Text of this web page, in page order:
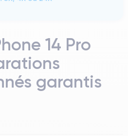
14 Pro
garantis